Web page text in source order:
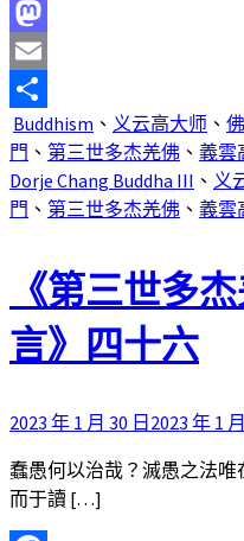
Facebook
Mastodon
Email
分
享
Buddhism 、 义云高大师 、
門 、 第三世多杰羌佛 、 義雲
Dorje Chang Buddha III 、 义
門 、 第三世多杰羌佛 、 義雲
《第三世多
言》四十六
2023 年 1 月 30 日 2023 年 1
蠢愚何以治哉？滅愚之法唯
而于讀 […]